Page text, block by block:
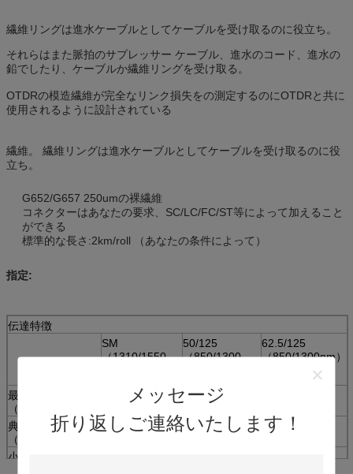
メッセージ
折り返しご連絡いたします！
繊維リングは進水ケーブルとしてケーブルを受け取るのに役立ち。
それらはまた脈拍のサプレッサー ケーブル、進水のコード、進水の
鉛でしたり、ケーブルか繊維リングを受け取る。
OTDRの模造繊維が完全なリンク損失をの測定するのにOTDRと共に
使用されるように設計されている
繊維。 繊維リングは進水ケーブルとしてケーブルを受け取るのに役
立ち。
G652/G657 250umの裸繊維
コネクターはあなたの要求、SC/LC/FC/ST等によって加えること
ができる
標準的な長さ:2km/roll （あなたの条件によって）
指定:
伝達特徴
SM
（1310/1550
50/125
（850/1300
62.5/125
（850/1300nm）
最高の減少
（dB/km）
0.4/0.30 3.5/1.5
典型的な減少
（dB/km）
0.35/0.21 3.1/1.0 3.0/1.0
小型帯域幅